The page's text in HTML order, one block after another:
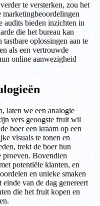
te versterken, zou het
audits bieden inzichten in
die het bureau kan
oplossingen aan te
als een vertrouwde
online aanwezigheid
laten we een analogie
vers geoogste fruit wil
boer een kraam op een
visuals te tonen en
trekt de boer hun
proeven. Bovendien
potentiële klanten, en
en unieke smaken
van de dag genereert
die het fruit kopen en